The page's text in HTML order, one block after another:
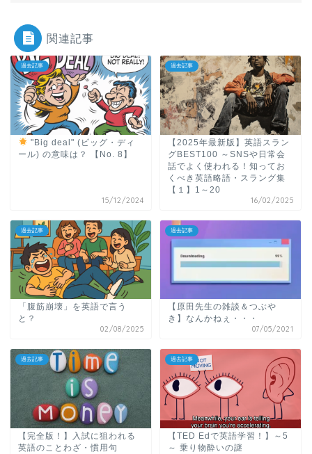
関連記事
過去記事
"Big deal" (ビッグ・ディ
ール) の意味は？ 【No. 8】
15/12/2024
過去記事
【2025年最新版】英語スラン
グBEST100 ～SNSや日常会
話でよく使われる！知ってお
くべき英語略語・スラング集
【１】1～20
16/02/2025
過去記事
「腹筋崩壊」を英語で言う
と？
02/08/2025
過去記事
【原田先生の雑談＆つぶや
き】なんかねぇ・・・
07/05/2021
過去記事
【完全版！】入試に狙われる
英語のことわざ・慣用句
過去記事
【TED Edで英語学習！】～5
～ 乗り物酔いの謎